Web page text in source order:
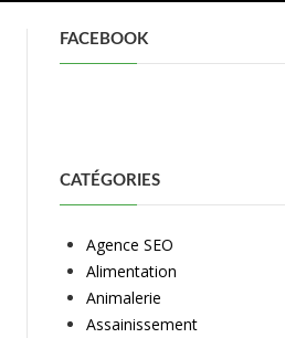
FACEBOOK
CATÉGORIES
Agence SEO
Alimentation
Animalerie
Assainissement